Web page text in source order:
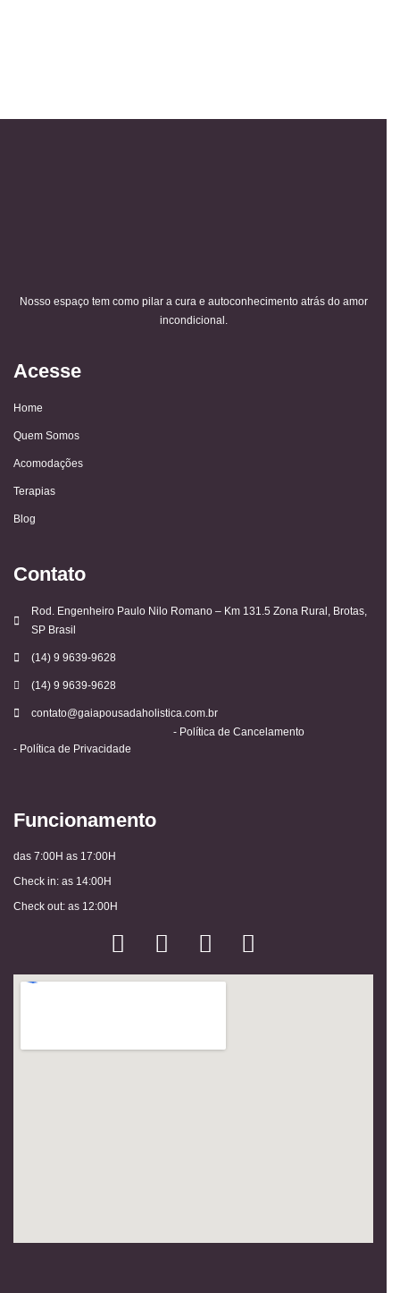
Nosso espaço tem como pilar a cura e autoconhecimento atrás do amor
incondicional.
Acesse
Home
Quem Somos
Acomodações
Terapias
Blog
Contato
Rod. Engenheiro Paulo Nilo Romano – Km 131.5 Zona Rural, Brotas,
SP Brasil
(14) 9 9639-9628
(14) 9 9639-9628
contato@gaiapousadaholistica.com.br
- Política de Privacidade
- Política de Cancelamento
Funcionamento
das 7:00H as 17:00H
Check in: as 14:00H
Check out: as 12:00H